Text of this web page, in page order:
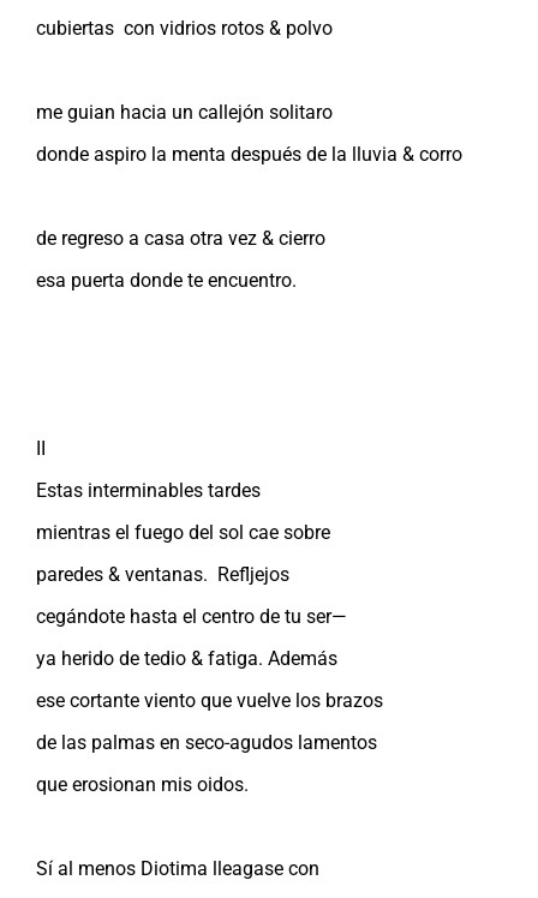
cubiertas con vidrios rotos & polvo
me guian hacia un callejón solitaro
donde aspiro la menta después de la lluvia & corro
de regreso a casa otra vez & cierro
esa puerta donde te encuentro.
II
Estas interminables tardes
mientras el fuego del sol cae sobre
paredes & ventanas. Refljejos
cegándote hasta el centro de tu ser—
ya herido de tedio & fatiga. Además
ese cortante viento que vuelve los brazos
de las palmas en seco-agudos lamentos
que erosionan mis oidos.
Sí al menos Diotima lleagase con